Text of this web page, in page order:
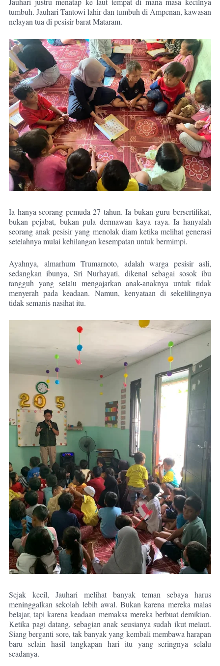
tumbuh. Jauhari Tantowi lahir dan tumbuh di Ampenan, kawasan
nelayan tua di pesisir barat Mataram.
Ia hanya seorang pemuda 27 tahun. Ia bukan guru bersertifikat,
bukan pejabat, bukan pula dermawan kaya raya. Ia hanyalah
seorang anak pesisir yang menolak diam ketika melihat generasi
setelahnya mulai kehilangan kesempatan untuk bermimpi.
Ayahnya, almarhum Trumarnoto, adalah warga pesisir asli,
sedangkan ibunya, Sri Nurhayati, dikenal sebagai sosok ibu
tangguh yang selalu mengajarkan anak-anaknya untuk tidak
menyerah pada keadaan. Namun, kenyataan di sekelilingnya
tidak semanis nasihat itu.
Sejak kecil, Jauhari melihat banyak teman sebaya harus
meninggalkan sekolah lebih awal. Bukan karena mereka malas
belajar, tapi karena keadaan memaksa mereka berbuat demikian.
Ketika pagi datang, sebagian anak seusianya sudah ikut melaut.
Siang berganti sore, tak banyak yang kembali membawa harapan
baru selain hasil tangkapan hari itu yang seringnya selalu
seadanya.